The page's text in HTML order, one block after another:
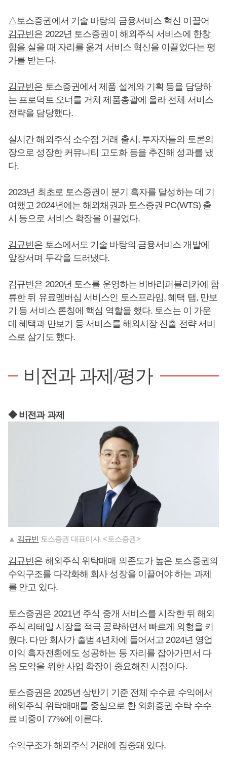
△토스증권에서 기술 바탕의 금융서비스 혁신 이끌어
김규빈은 2022년 토스증권이 해외주식 서비스에 한창
힘을 실을 때 자리를 옮겨 서비스 혁신을 이끌었다는 평
가를 받는다.
김규빈은 토스증권에서 제품 설계와 기획 등을 담당하
는 프로덕트 오너를 거쳐 제품총괄에 올라 전체 서비스
전략을 담당했다.
실시간 해외주식 소수점 거래 출시, 투자자들의 토론의
장으로 성장한 커뮤니티 고도화 등을 추진해 성과를 냈
다.
2023년 최초로 토스증권이 분기 흑자를 달성하는 데 기
여했고 2024년에는 해외채권과 토스증권 PC(WTS) 출
시 등으로 서비스 확장을 이끌었다.
김규빈은 토스에서도 기술 바탕의 금융서비스 개발에
앞장서며 두각을 드러냈다.
김규빈은 2020년 토스를 운영하는 비바리퍼블리카에 합
류한 뒤 유료멤버십 서비스인 토스프라임, 혜택 탭, 만보
기 등 서비스 론칭에 핵심 역할을 했다. 토스는 이 가운
데 혜택과 만보기 등 서비스를 해외시장 진출 전략 서비
스로 삼기도 했다.
비전과 과제/평가
◆ 비전과 과제
▲ 김규빈 토스증권 대표이사. <토스증권>
김규빈은 해외주식 위탁매매 의존도가 높은 토스증권의
수익구조를 다각화해 회사 성장을 이끌어야 하는 과제
를 안고 있다.
토스증권은 2021년 주식 중개 서비스를 시작한 뒤 해외
주식 리테일 시장을 적극 공략하면서 빠르게 외형을 키
웠다. 다만 회사가 출범 4년차에 들어서고 2024년 영업
이익 흑자전환에도 성공하는 등 자리를 잡아가면서 다
음 도약을 위한 사업 확장이 중요해진 시점이다.
토스증권은 2025년 상반기 기준 전체 수수료 수익에서
해외주식 위탁매매를 중심으로 한 외화증권 수탁 수수
료 비중이 77%에 이른다.
수익구조가 해외주식 거래에 집중돼 있다.